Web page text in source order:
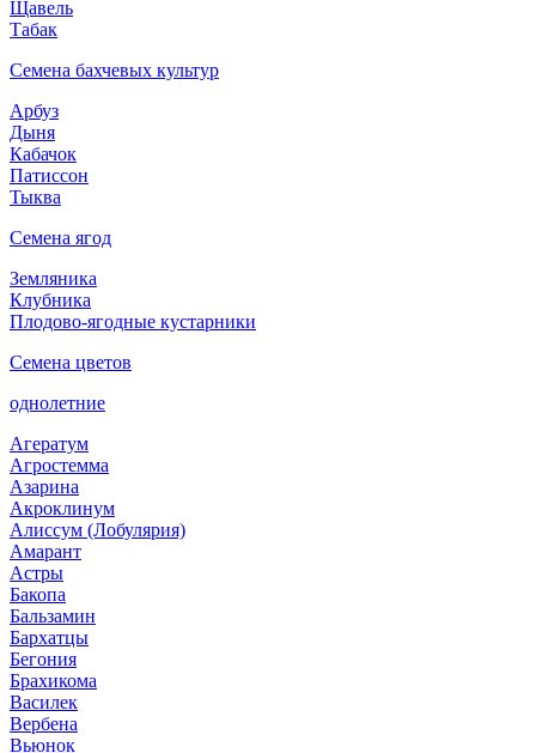
Щавель
Табак
Семена бахчевых культур
Арбуз
Дыня
Кабачок
Патиссон
Тыква
Семена ягод
Земляника
Клубника
Плодово-ягодные кустарники
Семена цветов
однолетние
Агератум
Агростемма
Азарина
Акроклинум
Алиссум (Лобулярия)
Амарант
Астры
Бакопа
Бальзамин
Бархатцы
Бегония
Брахикома
Василек
Вербена
Вьюнок